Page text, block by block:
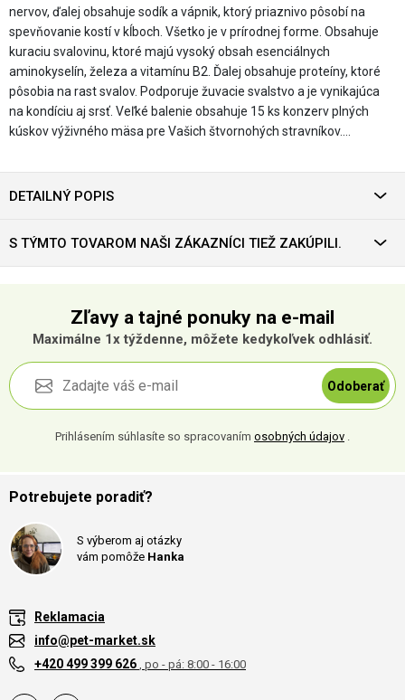
nervov, ďalej obsahuje sodík a vápnik, ktorý priaznivo pôsobí na
spevňovanie kostí v kĺboch. Všetko je v prírodnej forme. Obsahuje
kuraciu svalovinu, ktoré majú vysoký obsah esenciálnych
aminokyselín, železa a vitamínu B2. Ďalej obsahuje proteíny, ktoré
pôsobia na rast svalov. Podporuje žuvacie svalstvo a je vynikajúca
na kondíciu aj srsť. Veľké balenie obsahuje 15 ks konzerv plných
kúskov výživného mäsa pre Vašich štvornohých stravníkov.…
DETAILNÝ POPIS
S TÝMTO TOVAROM NAŠI ZÁKAZNÍCI TIEŽ ZAKÚPILI.
Zľavy a tajné ponuky na e-mail
Maximálne 1x týždenne, môžete kedykoľvek odhlásiť.
Odoberať
Prihlásením súhlasíte so spracovaním osobných údajov .
Potrebujete poradiť?
S výberom aj otázky
vám pomôže Hanka
Reklamacia
info@pet-market.sk
+420 499 399 626 , po - pá: 8:00 - 16:00